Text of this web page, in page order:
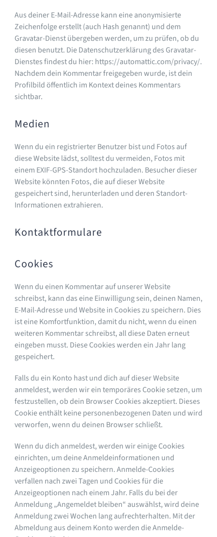
Aus deiner E-Mail-Adresse kann eine anonymisierte
Zeichenfolge erstellt (auch Hash genannt) und dem
Gravatar-Dienst übergeben werden, um zu prüfen, ob du
diesen benutzt. Die Datenschutzerklärung des Gravatar-
Dienstes findest du hier: https://automattic.com/privacy/.
Nachdem dein Kommentar freigegeben wurde, ist dein
Profilbild öffentlich im Kontext deines Kommentars
sichtbar.
Medien
Wenn du ein registrierter Benutzer bist und Fotos auf
diese Website lädst, solltest du vermeiden, Fotos mit
einem EXIF-GPS-Standort hochzuladen. Besucher dieser
Website könnten Fotos, die auf dieser Website
gespeichert sind, herunterladen und deren Standort-
Informationen extrahieren.
Kontaktformulare
Cookies
Wenn du einen Kommentar auf unserer Website
schreibst, kann das eine Einwilligung sein, deinen Namen,
E-Mail-Adresse und Website in Cookies zu speichern. Dies
ist eine Komfortfunktion, damit du nicht, wenn du einen
weiteren Kommentar schreibst, all diese Daten erneut
eingeben musst. Diese Cookies werden ein Jahr lang
gespeichert.
Falls du ein Konto hast und dich auf dieser Website
anmeldest, werden wir ein temporäres Cookie setzen, um
festzustellen, ob dein Browser Cookies akzeptiert. Dieses
Cookie enthält keine personenbezogenen Daten und wird
verworfen, wenn du deinen Browser schließt.
Wenn du dich anmeldest, werden wir einige Cookies
einrichten, um deine Anmeldeinformationen und
Anzeigeoptionen zu speichern. Anmelde-Cookies
verfallen nach zwei Tagen und Cookies für die
Anzeigeoptionen nach einem Jahr. Falls du bei der
Anmeldung „Angemeldet bleiben“ auswählst, wird deine
Anmeldung zwei Wochen lang aufrechterhalten. Mit der
Abmeldung aus deinem Konto werden die Anmelde-